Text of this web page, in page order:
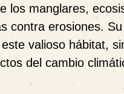
los manglares,
contra erosiones.
valioso hábitat,
del cambio